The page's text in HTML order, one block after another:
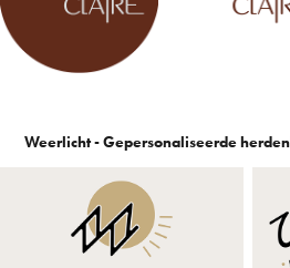
Weerlicht - Gepersonaliseerde